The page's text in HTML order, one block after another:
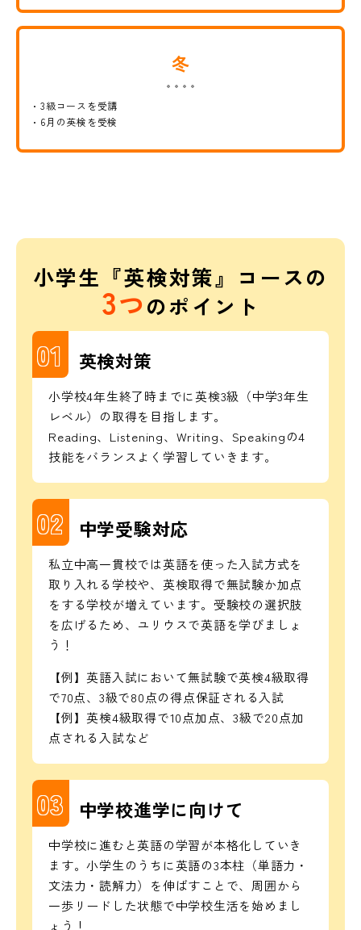
冬
3級コースを受講
6月の英検を受検
小学生『英検対策』コースの
3つのポイント
01 英検対策
小学校4年生終了時までに英検3級（中学3年生
レベル）の取得を目指します。
Reading、Listening、Writing、Speakingの4
技能をバランスよく学習していきます。
02 中学受験対応
私立中高一貫校では英語を使った入試方式を
取り入れる学校や、英検取得で無試験か加点
をする学校が増えています。受験校の選択肢
を広げるため、ユリウスで英語を学びましょ
う！
【例】英語入試において無試験で英検4級取得
で70点、3級で80点の得点保証される入試
【例】英検4級取得で10点加点、3級で20点加
点される入試など
03 中学校進学に向けて
中学校に進むと英語の学習が本格化していき
ます。小学生のうちに英語の3本柱（単語力・
文法力・読解力）を伸ばすことで、周囲から
一歩リードした状態で中学校生活を始めまし
ょう！